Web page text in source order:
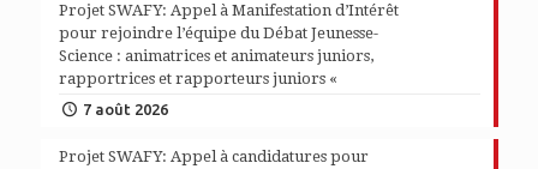
Projet SWAFY: Appel à Manifestation d’Intérêt
pour rejoindre l’équipe du Débat Jeunesse-
Science : animatrices et animateurs juniors,
rapportrices et rapporteurs juniors «
7 août 2026
Projet SWAFY: Appel à candidatures pour